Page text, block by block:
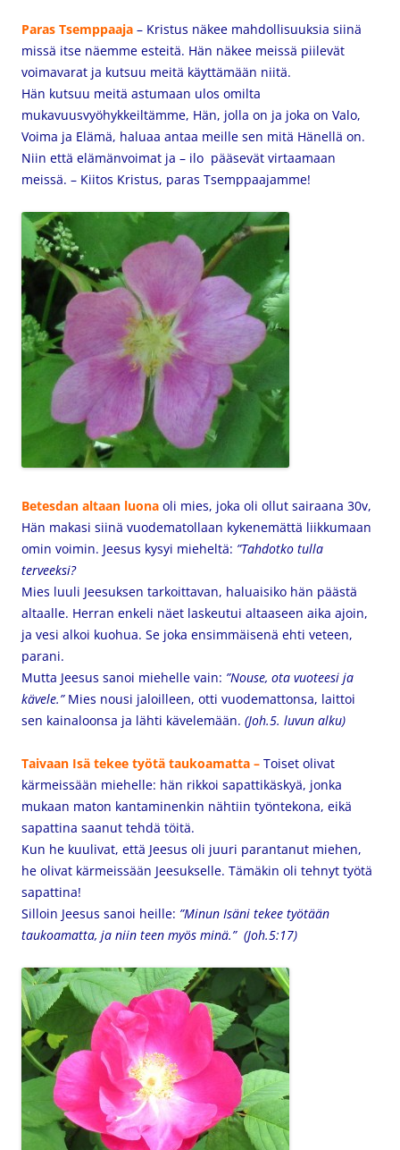
Paras Tsemppaaja – Kristus näkee mahdollisuuksia siinä
missä itse näemme esteitä. Hän näkee meissä piilevät
voimavarat ja kutsuu meitä käyttämään niitä.
Hän kutsuu meitä astumaan ulos omilta
mukavuusvyöhykkeiltämme, Hän, jolla on ja joka on Valo,
Voima ja Elämä, haluaa antaa meille sen mitä Hänellä on.
Niin että elämänvoimat ja – ilo pääsevät virtaamaan
meissä. – Kiitos Kristus, paras Tsemppaajamme!
Betesdan altaan luona oli mies, joka oli ollut sairaana 30v,
Hän makasi siinä vuodematollaan kykenemättä liikkumaan
omin voimin. Jeesus kysyi mieheltä: ”Tahdotko tulla
terveeksi?
Mies luuli Jeesuksen tarkoittavan, haluaisiko hän päästä
altaalle. Herran enkeli näet laskeutui altaaseen aika ajoin,
ja vesi alkoi kuohua. Se joka ensimmäisenä ehti veteen,
parani.
Mutta Jeesus sanoi miehelle vain: ”Nouse, ota vuoteesi ja
kävele.” Mies nousi jaloilleen, otti vuodemattonsa, laittoi
sen kainaloonsa ja lähti kävelemään. (Joh.5. luvun alku)
Taivaan Isä tekee työtä taukoamatta – Toiset olivat
kärmeissään miehelle: hän rikkoi sapattikäskyä, jonka
mukaan maton kantaminenkin nähtiin työntekona, eikä
sapattina saanut tehdä töitä.
Kun he kuulivat, että Jeesus oli juuri parantanut miehen,
he olivat kärmeissään Jeesukselle. Tämäkin oli tehnyt työtä
sapattina!
Silloin Jeesus sanoi heille: ”Minun Isäni tekee työtään
taukoamatta, ja niin teen myös minä.” (Joh.5:17)